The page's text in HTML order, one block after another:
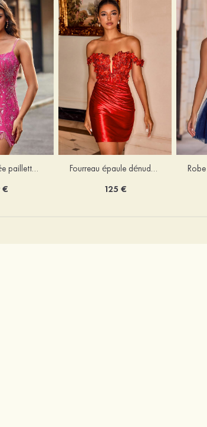
Fourreau carrée paillettes courte/mini robe de fête de la rentrée
€
Fourreau épaule dénudée soie comme du satin courte/mini robe de fête de la rentrée
125 €